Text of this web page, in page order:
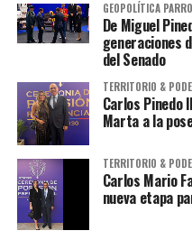
GEOPOLÍTICA
De Miguel
generaciones
del Senado
TERRITORIO &
Carlos Pinedo
Marta a la
TERRITORIO &
Carlos Mario
nueva etapa